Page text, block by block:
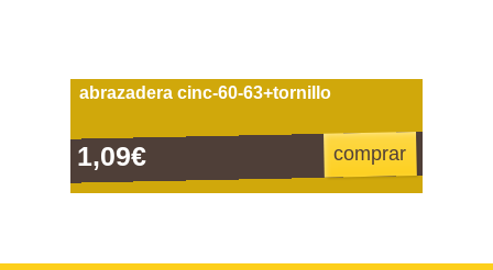
abrazadera cinc-60-63+tornillo
1,09€ comprar